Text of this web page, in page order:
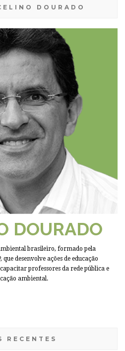
DOURADO
DOURADO
brasileiro, formado pela
que desenvolve ações de educação
professores da rede pública e
ambiental.
RECENTES